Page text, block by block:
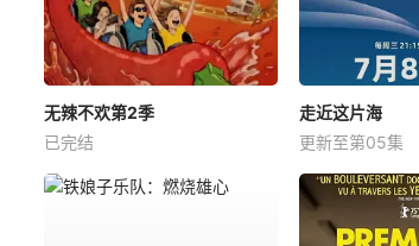
无辣不欢第2季
已完结
走近这片海
更新至第05集